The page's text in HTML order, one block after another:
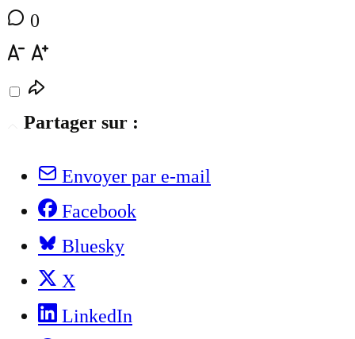
0
Partager sur :
Envoyer par e-mail
Facebook
Bluesky
X
LinkedIn